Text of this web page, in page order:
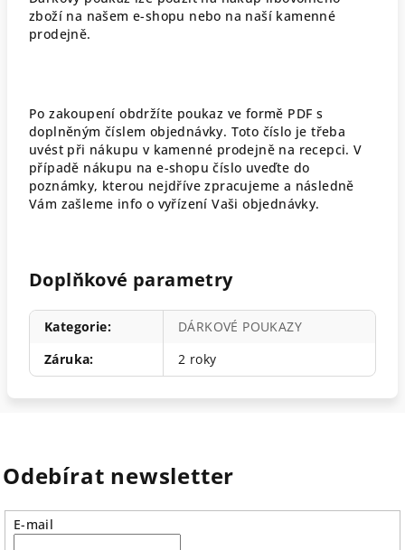
zboží na našem e-shopu nebo na naší kamenné
prodejně.
Po zakoupení obdržíte poukaz ve formě PDF s
doplněným číslem objednávky. Toto číslo je třeba
uvést při nákupu v kamenné prodejně na recepci. V
případě nákupu na e-shopu číslo uveďte do
poznámky, kterou nejdříve zpracujeme a následně
Vám zašleme info o vyřízení Vaši objednávky.
Doplňkové parametry
Kategorie:
DÁRKOVÉ POUKAZY
Záruka: 2 roky
Odebírat newsletter
E-mail